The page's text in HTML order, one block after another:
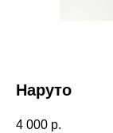
Наруто
4 000 р.